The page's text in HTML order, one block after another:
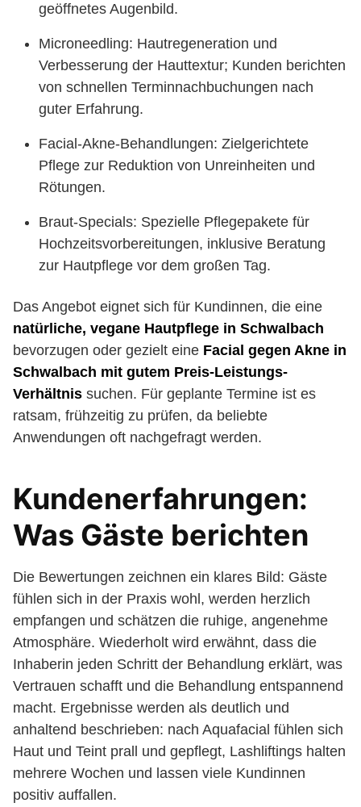
geöffnetes Augenbild.
Microneedling: Hautregeneration und
Verbesserung der Hauttextur; Kunden berichten
von schnellen Terminnachbuchungen nach
guter Erfahrung.
Facial-Akne-Behandlungen: Zielgerichtete
Pflege zur Reduktion von Unreinheiten und
Rötungen.
Braut-Specials: Spezielle Pflegepakete für
Hochzeitsvorbereitungen, inklusive Beratung
zur Hautpflege vor dem großen Tag.
Das Angebot eignet sich für Kundinnen, die eine
natürliche, vegane Hautpflege in Schwalbach
bevorzugen oder gezielt eine Facial gegen Akne in
Schwalbach mit gutem Preis-Leistungs-
Verhältnis suchen. Für geplante Termine ist es
ratsam, frühzeitig zu prüfen, da beliebte
Anwendungen oft nachgefragt werden.
Kundenerfahrungen:
Was Gäste berichten
Die Bewertungen zeichnen ein klares Bild: Gäste
fühlen sich in der Praxis wohl, werden herzlich
empfangen und schätzen die ruhige, angenehme
Atmosphäre. Wiederholt wird erwähnt, dass die
Inhaberin jeden Schritt der Behandlung erklärt, was
Vertrauen schafft und die Behandlung entspannend
macht. Ergebnisse werden als deutlich und
anhaltend beschrieben: nach Aquafacial fühlen sich
Haut und Teint prall und gepflegt, Lashliftings halten
mehrere Wochen und lassen viele Kundinnen
positiv auffallen.